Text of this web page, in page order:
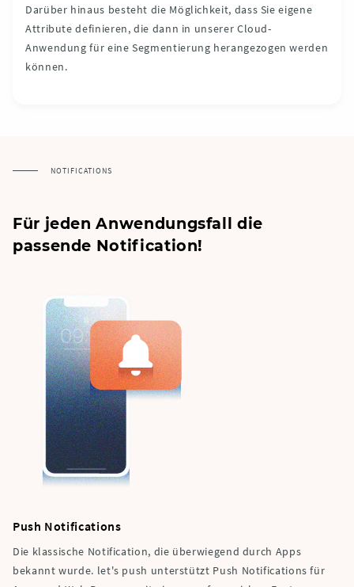
Darüber hinaus besteht die Möglichkeit, dass Sie eigene
Attribute definieren, die dann in unserer Cloud-
Anwendung für eine Segmentierung herangezogen werden
können.
NOTIFICATIONS
Für jeden Anwendungsfall die
passende Notification!
Push Notifications
Die klassische Notification, die überwiegend durch Apps
bekannt wurde. let's push unterstützt Push Notifications für